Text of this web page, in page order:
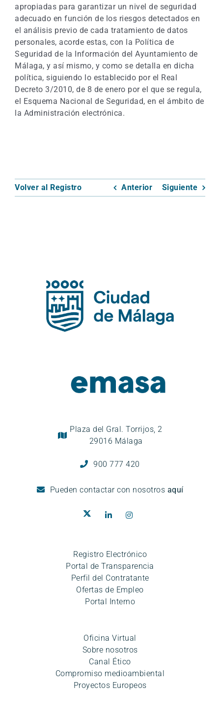
apropiadas para garantizar un nivel de seguridad
adecuado en función de los riesgos detectados en
el análisis previo de cada tratamiento de datos
personales, acorde estas, con la Política de
Seguridad de la Información del Ayuntamiento de
Málaga, y así mismo, y como se detalla en dicha
política, siguiendo lo establecido por el Real
Decreto 3/2010, de 8 de enero por el que se regula,
el Esquema Nacional de Seguridad, en el ámbito de
la Administración electrónica.
Volver al Registro Anterior Siguiente
Plaza del Gral. Torrijos, 2
29016 Málaga
900 777 420
Pueden contactar con nosotros aquí
Registro Electrónico
Portal de Transparencia
Perfil del Contratante
Ofertas de Empleo
Portal Interno
Oficina Virtual
Sobre nosotros
Canal Ético
Compromiso medioambiental
Proyectos Europeos